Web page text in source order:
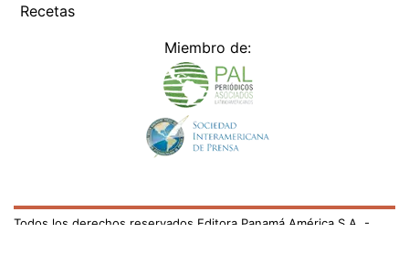
Recetas
Miembro de:
Todos los derechos reservados Editora Panamá América S.A. -